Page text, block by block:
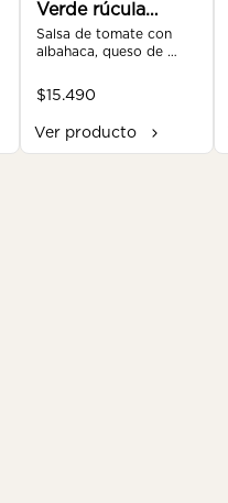
Verde rúcula
familiar
Salsa de tomate con
albahaca, queso de
rúcula.
$15.490
Ver producto